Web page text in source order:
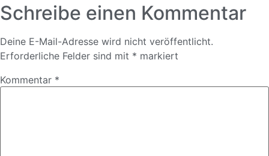
Schreibe einen Kommentar
Deine E-Mail-Adresse wird nicht veröffentlicht.
Erforderliche Felder sind mit * markiert
Kommentar *